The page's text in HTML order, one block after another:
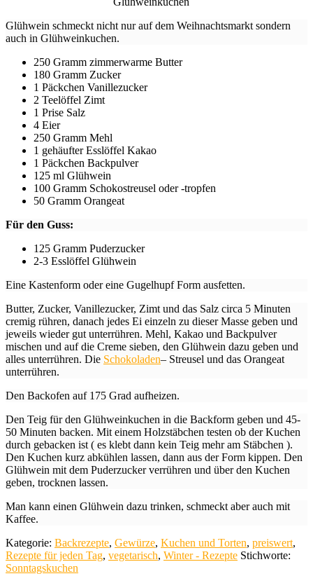
Glühwein schmeckt nicht nur auf dem Weihnachtsmarkt sondern
auch in Glühweinkuchen.
250 Gramm zimmerwarme Butter
180 Gramm Zucker
1 Päckchen Vanillezucker
2 Teelöffel Zimt
1 Prise Salz
4 Eier
250 Gramm Mehl
1 gehäufter Esslöffel Kakao
1 Päckchen Backpulver
125 ml Glühwein
100 Gramm Schokostreusel oder -tropfen
50 Gramm Orangeat
Für den Guss:
125 Gramm Puderzucker
2-3 Esslöffel Glühwein
Eine Kastenform oder eine Gugelhupf Form ausfetten.
Butter, Zucker, Vanillezucker, Zimt und das Salz circa 5 Minuten
cremig rühren, danach jedes Ei einzeln zu dieser Masse geben und
jeweils wieder gut unterrühren. Mehl, Kakao und Backpulver
mischen und auf die Creme sieben, den Glühwein dazu geben und
alles unterrühren. Die Schokoladen– Streusel und das Orangeat
unterrühren.
Den Backofen auf 175 Grad aufheizen.
Den Teig für den Glühweinkuchen in die Backform geben und 45-
50 Minuten backen. Mit einem Holzstäbchen testen ob der Kuchen
durch gebacken ist ( es klebt dann kein Teig mehr am Stäbchen ).
Den Kuchen kurz abkühlen lassen, dann aus der Form kippen. Den
Glühwein mit dem Puderzucker verrühren und über den Kuchen
geben, trocknen lassen.
Man kann einen Glühwein dazu trinken, schmeckt aber auch mit
Kaffee.
Kategorie: Backrezepte, Gewürze, Kuchen und Torten, preiswert,
Rezepte für jeden Tag, vegetarisch, Winter - Rezepte Stichworte:
Sonntagskuchen